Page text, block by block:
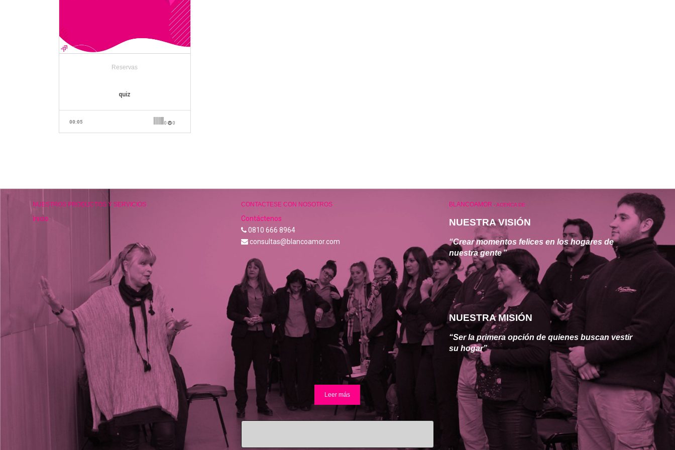
Reservas
quiz
00:05 0 0
NUESTROS PRODUCTOS Y SERVICIOS
Inicio
CONTACTESE CON NOSOTROS
Contáctenos
0810 666 8964
consultas@blancoamor.com
Leer más
BLANCOAMOR -ACERCA DE
NUESTRA VISIÓN
“Crear momentos felices en los hogares de
nuestra gente”
NUESTRA MISIÓN
“Ser la primera opción de quienes buscan vestir
su hogar”